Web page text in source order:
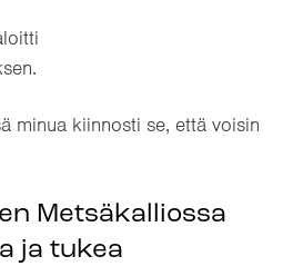
minua kiinnosti se, että voisin
Metsäkalliossa
ja tukea